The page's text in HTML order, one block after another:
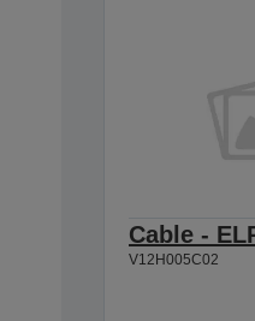
Cable -
V12H005C02